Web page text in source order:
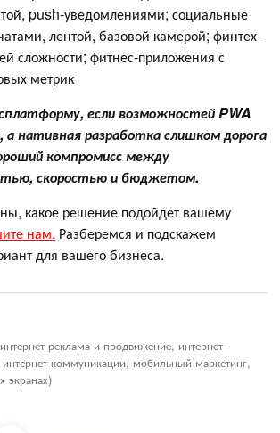
push-уведомлениями; социальные
лентой, базовой камерой; финтех-
сложности; фитнес-приложения с
метрик
если возможностей PWA
нативная разработка слишком дорога
компромисс между
скоростью и бюджетом.
какое решение подойдет вашему
нам. Разберемся и подскажем
для вашего бизнеса.
реклама и продвижение, интернет-
коммуникации, мобильный маркетинг,
экранах)